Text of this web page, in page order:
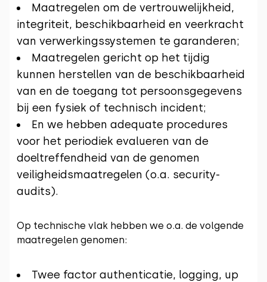
Maatregelen om de vertrouwelijkheid,
integriteit, beschikbaarheid en veerkracht
van verwerkingssystemen te garanderen;
Maatregelen gericht op het tijdig
kunnen herstellen van de beschikbaarheid
van en de toegang tot persoonsgegevens
bij een fysiek of technisch incident;
En we hebben adequate procedures
voor het periodiek evalueren van de
doeltreffendheid van de genomen
veiligheidsmaatregelen (o.a. security-
audits).
Op technische vlak hebben we o.a. de volgende
maatregelen genomen:
Twee factor authenticatie, logging, up